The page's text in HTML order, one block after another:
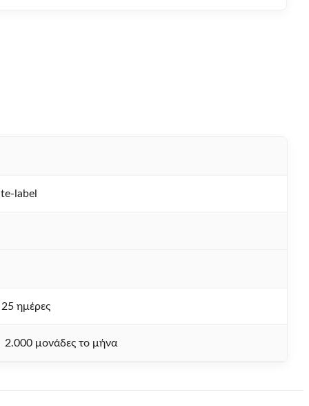
label
ημέρες
2.000 μονάδες το μήνα